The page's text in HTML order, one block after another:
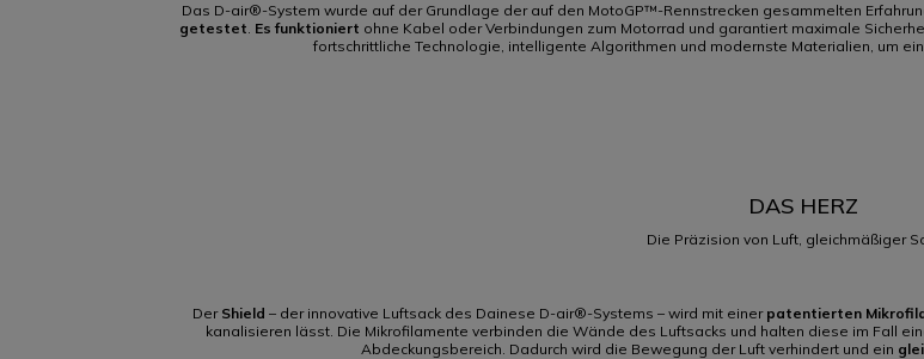
Das D-air®-System wurde auf der Grundlage der auf den MotoGP™-Rennstrecken gesammelten
getestet. Es funktioniert ohne Kabel oder Verbindungen zum Motorrad und garantiert maximale
fortschrittliche Technologie, intelligente Algorithmen und modernste Materialien, um
DAS HERZ
Die Präzision von Luft, gleichmäßiger
Der Shield – der innovative Luftsack des Dainese D-air®-Systems – wird mit einer patentierten
kanalisieren lässt. Die Mikrofilamente verbinden die Wände des Luftsacks und halten diese im Fall
Abdeckungsbereich. Dadurch wird die Bewegung der Luft verhindert und ein